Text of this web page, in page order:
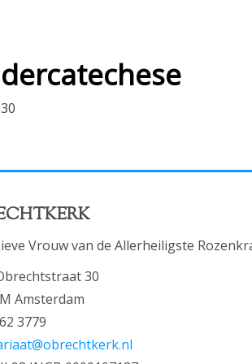
Vrouw van de Allerheiligste
30
Amsterdam
3779